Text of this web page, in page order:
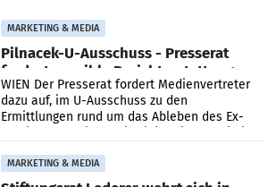
MARKETING & MEDIA
Pilnacek-U-Ausschuss - Presserat
fordert sensible Berichterstattung
WIEN Der Presserat fordert Medienvertreter
dazu auf, im U-Ausschuss zu den
Ermittlungen rund um das Ableben des Ex-
MARKETING & MEDIA